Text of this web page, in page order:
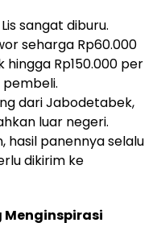
sangat diburu.
seharga Rp60.000
hingga Rp150.000 per
dari Jabodetabek,
luar negeri.
hasil panennya selalu
dikirim ke
Menginspirasi